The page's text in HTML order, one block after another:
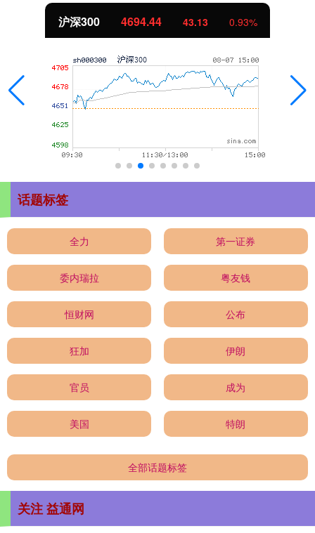
北证50 1134.24
话题标签
全力 第一证券
委内瑞拉 粤友钱
恒财网 公布
狂加 伊朗
官员 成为
美国 特朗
全部话题标签
关注 益通网